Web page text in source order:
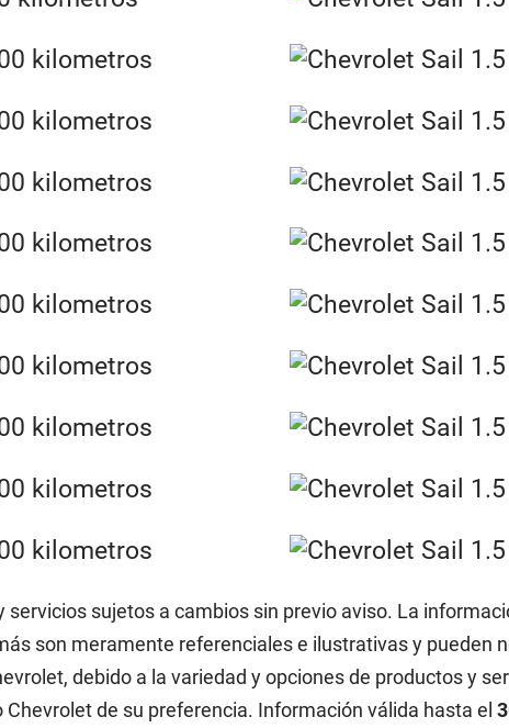
sujetos a cambios sin previo aviso. La
son meramente referenciales e ilustrativas y pueden
debido a la variedad y opciones de productos y
de su preferencia. Información válida hasta el